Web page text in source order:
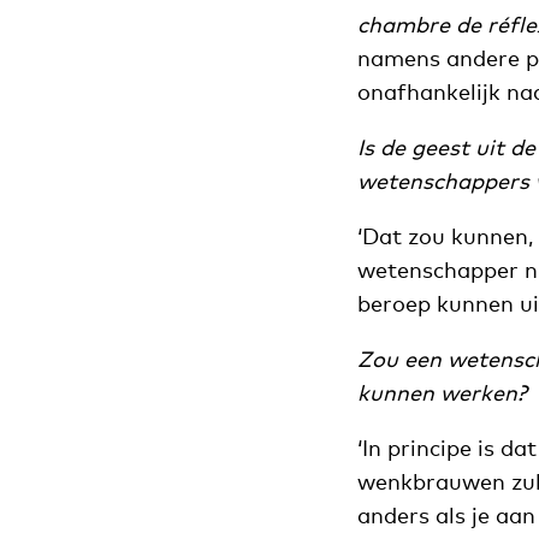
chambre de
namens andere
onafhankelijk
Is de geest uit
‘Dat zou
wetenschapper
beroep kunnen
Zou een
kunnen werken?
‘In principe is
wenkbrauwen
anders als je